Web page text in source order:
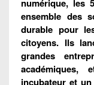
numérique, les
ensemble des
durable pour
citoyens. Ils
grandes
incubateur et